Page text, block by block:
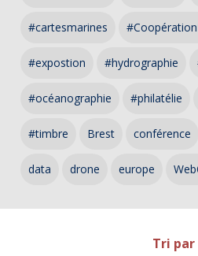
#cartesmarines
#expostion #hydrographie
#océanographie #philatélie
#timbre Brest conférence
data drone europe
Tri